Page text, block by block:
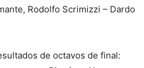
Rodolfo Scrimizzi – Dardo
de octavos de final: